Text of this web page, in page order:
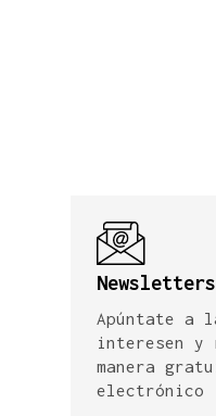
Apúntate a
interesen y
manera
electrónico